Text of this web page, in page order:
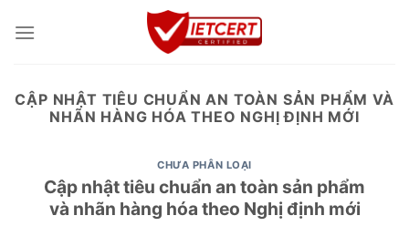
CẬP NHẬT TIÊU CHUẨN AN TOÀN SẢN PHẨM VÀ
NHÃN HÀNG HÓA THEO NGHỊ ĐỊNH MỚI
CHƯA PHÂN LOẠI
Cập nhật tiêu chuẩn an toàn sản phẩm
và nhãn hàng hóa theo Nghị định mới